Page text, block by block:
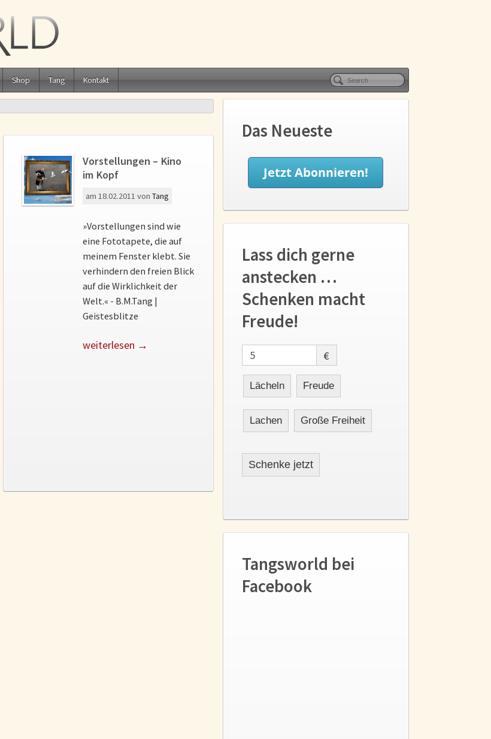
Shop Tang Kontakt
Vorstellungen – Kino
im Kopf
am18.02.2011 vonTang
»Vorstellungen sind wie
eine Fototapete, die auf
meinem Fenster klebt. Sie
verhindern den freien Blick
auf die Wirklichkeit der
Welt.« - B.M.Tang |
Geistesblitze
weiterlesen →
Das Neueste
Lass dich gerne
anstecken …
Schenken macht
Freude!
€
Lächeln Freude
Lachen Große Freiheit
Schenke jetzt
Tangsworld bei
Facebook